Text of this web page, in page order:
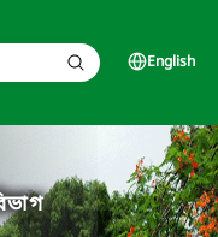
English